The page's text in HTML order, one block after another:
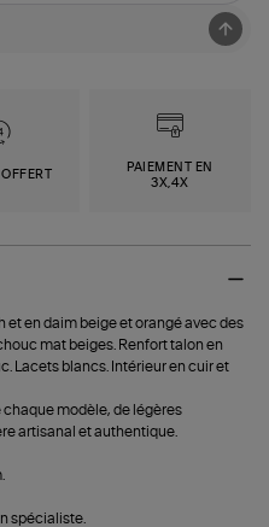
PAIEMENT EN
3X,4X
en daim beige et orangé avec des
mat beiges. Renfort talon en
Lacets blancs. Intérieur en cuir et
chaque modèle, de légères
artisanal et authentique.
spécialiste.